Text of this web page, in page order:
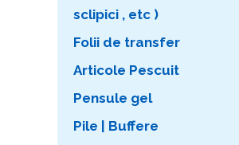
sclipici , etc )
Folii de transfer
Articole Pescuit
Pensule gel
Pile | Buffere